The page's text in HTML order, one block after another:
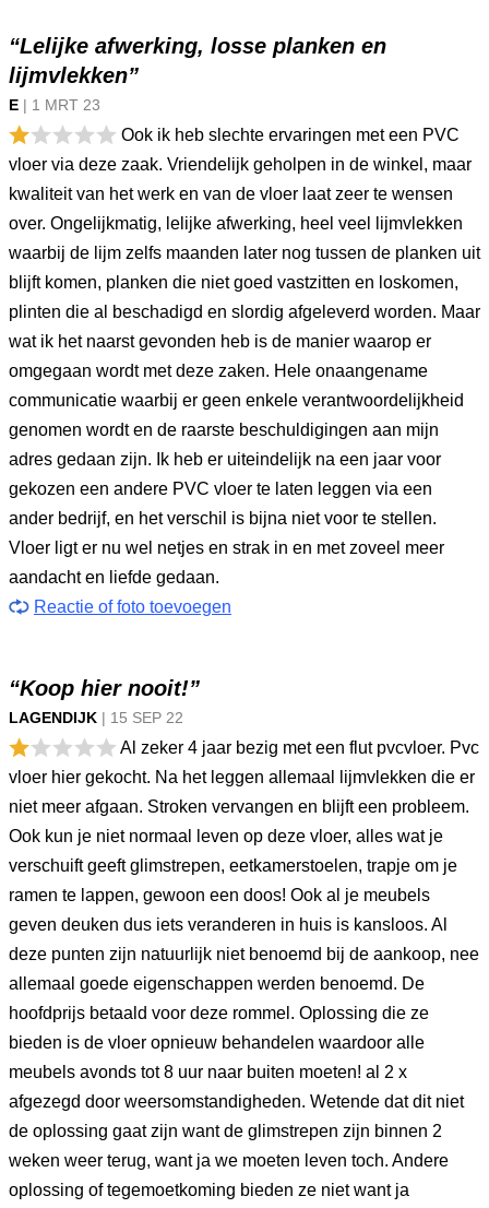
“Lelijke afwerking, losse planken en
lijmvlekken”
E | 1 MRT 23
Ook ik heb slechte ervaringen met een PVC
vloer via deze zaak. Vriendelijk geholpen in de winkel, maar
kwaliteit van het werk en van de vloer laat zeer te wensen
over. Ongelijkmatig, lelijke afwerking, heel veel lijmvlekken
waarbij de lijm zelfs maanden later nog tussen de planken uit
blijft komen, planken die niet goed vastzitten en loskomen,
plinten die al beschadigd en slordig afgeleverd worden. Maar
wat ik het naarst gevonden heb is de manier waarop er
omgegaan wordt met deze zaken. Hele onaangename
communicatie waarbij er geen enkele verantwoordelijkheid
genomen wordt en de raarste beschuldigingen aan mijn
adres gedaan zijn. Ik heb er uiteindelijk na een jaar voor
gekozen een andere PVC vloer te laten leggen via een
ander bedrijf, en het verschil is bijna niet voor te stellen.
Vloer ligt er nu wel netjes en strak in en met zoveel meer
aandacht en liefde gedaan.
Reactie of foto toevoegen
“Koop hier nooit!”
LAGENDIJK | 15 SEP 22
Al zeker 4 jaar bezig met een flut pvcvloer. Pvc
vloer hier gekocht. Na het leggen allemaal lijmvlekken die er
niet meer afgaan. Stroken vervangen en blijft een probleem.
Ook kun je niet normaal leven op deze vloer, alles wat je
verschuift geeft glimstrepen, eetkamerstoelen, trapje om je
ramen te lappen, gewoon een doos! Ook al je meubels
geven deuken dus iets veranderen in huis is kansloos. Al
deze punten zijn natuurlijk niet benoemd bij de aankoop, nee
allemaal goede eigenschappen werden benoemd. De
hoofdprijs betaald voor deze rommel. Oplossing die ze
bieden is de vloer opnieuw behandelen waardoor alle
meubels avonds tot 8 uur naar buiten moeten! al 2 x
afgezegd door weersomstandigheden. Wetende dat dit niet
de oplossing gaat zijn want de glimstrepen zijn binnen 2
weken weer terug, want ja we moeten leven toch. Andere
oplossing of tegemoetkoming bieden ze niet want ja